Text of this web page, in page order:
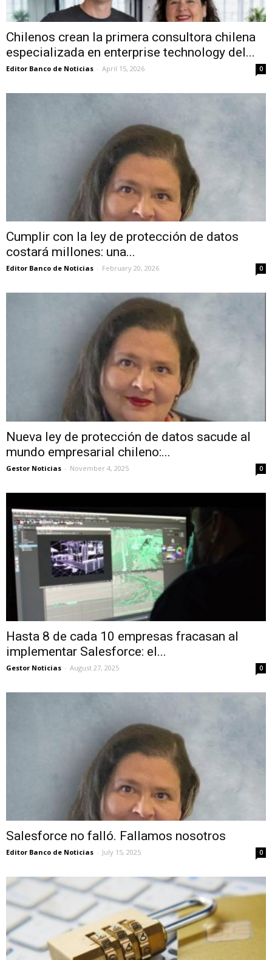
Chilenos crean la primera consultora chilena
especializada en enterprise technology del...
Editor Banco de Noticias - April 15, 2026 0
Cumplir con la ley de protección de datos
costará millones: una...
Editor Banco de Noticias - February 20, 2026 0
Nueva ley de protección de datos sacude al
mundo empresarial chileno:...
Gestor Noticias - November 4, 2025 0
Hasta 8 de cada 10 empresas fracasan al
implementar Salesforce: el...
Gestor Noticias - August 27, 2025 0
Salesforce no falló. Fallamos nosotros
Editor Banco de Noticias - July 15, 2025 0